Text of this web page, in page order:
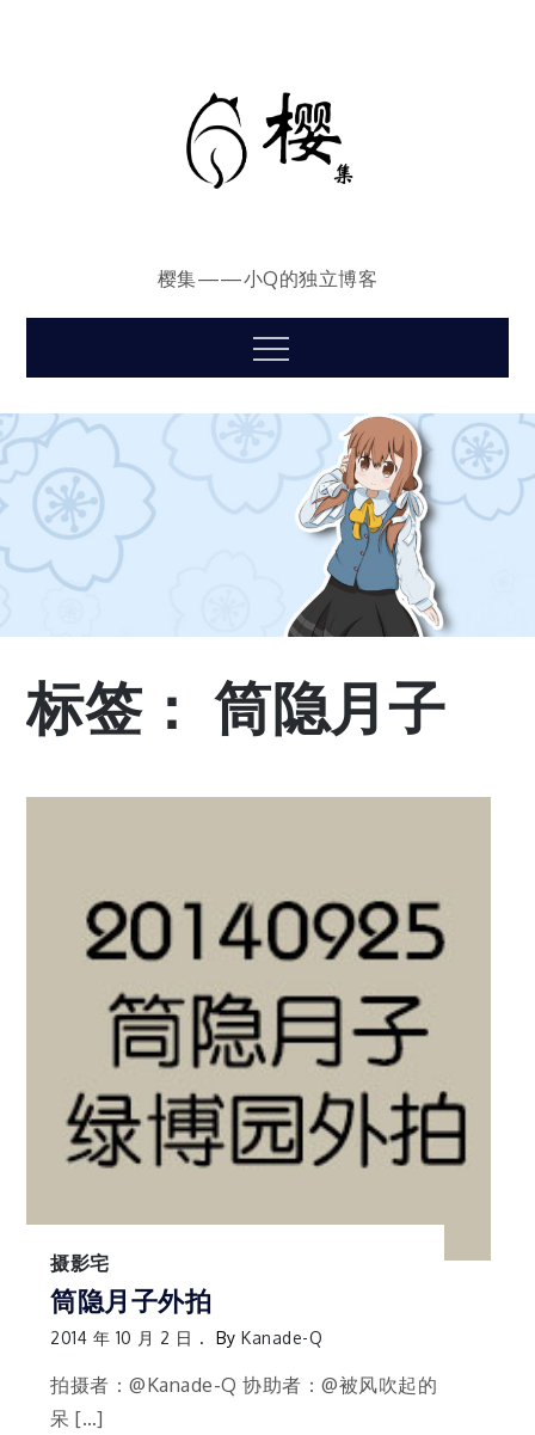
樱集——小Q的独立博客
Menu
标签：筒隐月子
摄影宅
筒隐月子外拍
2014 年 10 月 2 日 ByKanade-Q
拍摄者：@Kanade-Q 协助者：@被风吹起的
呆 […]